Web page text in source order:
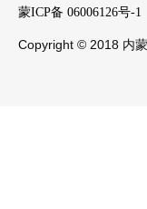
蒙ICP备 06006126号-1
Copyright © 2018 内